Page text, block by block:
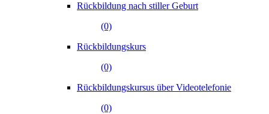
Rückbildung nach stiller Geburt
(0)
Rückbildungskurs
(0)
Rückbildungskursus über Videotelefonie
(0)